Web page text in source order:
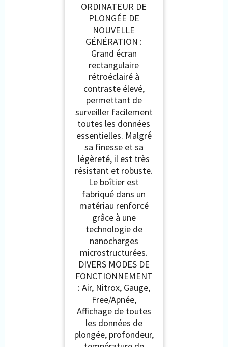
Ordinateur de Plongée
Unisex avec Grand
Écran Rectangulaire à
Contraste Élevé pour
Une Lisibilité
Optimale des
Données, Noir/Jaune,
Taille Unique
ORDINATEUR DE
PLONGÉE DE
NOUVELLE
GÉNÉRATION :
Grand écran
rectangulaire
rétroéclairé à
contraste élevé,
permettant de
surveiller facilement
toutes les données
essentielles. Malgré
sa finesse et sa
légèreté, il est très
résistant et robuste.
Le boîtier est
fabriqué dans un
matériau renforcé
grâce à une
technologie de
nanocharges
microstructurées.
DIVERS MODES DE
FONCTIONNEMENT
: Air, Nitrox, Gauge,
Free/Apnée,
Affichage de toutes
les données de
plongée, profondeur,